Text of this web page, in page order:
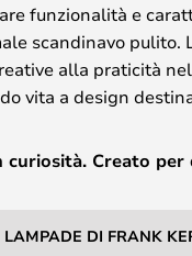
funzionalità e
scandinavo pulito.
alla praticità
vita a design
Creato per
LAMPADE DI FRANK